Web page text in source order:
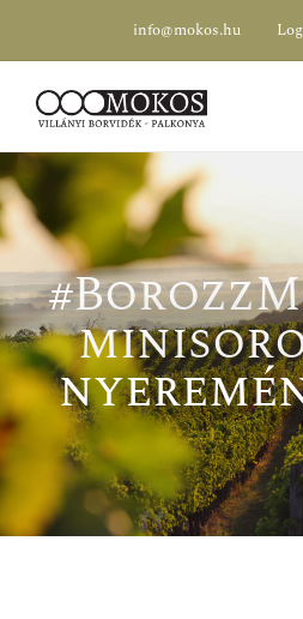
info@mokos.hu